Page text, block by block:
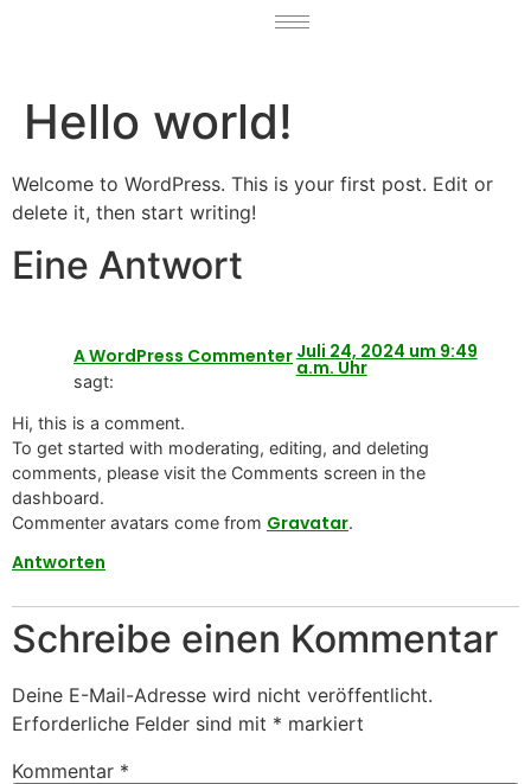
Hello world!
Welcome to WordPress. This is your first post. Edit or
delete it, then start writing!
Eine Antwort
A WordPress Commenter
sagt:
Juli 24, 2024 um 9:49
a.m. Uhr
Hi, this is a comment.
To get started with moderating, editing, and deleting
comments, please visit the Comments screen in the
dashboard.
Commenter avatars come from Gravatar.
Antworten
Schreibe einen Kommentar
Deine E-Mail-Adresse wird nicht veröffentlicht.
Erforderliche Felder sind mit * markiert
Kommentar *